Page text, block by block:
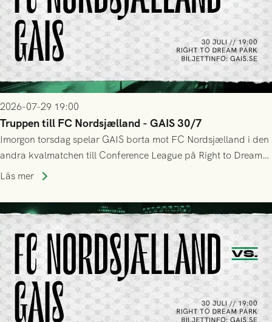
2026-07-29 19:00
Truppen till FC Nordsjælland - GAIS 30/7
Imorgon torsdag spelar GAIS borta mot FC Nordsjælland i den
andra kvalmatchen till Conference League på Right to Dream
Park! Fredrik Holmberg och ledarstaben har tagit ut följande
Läs mer